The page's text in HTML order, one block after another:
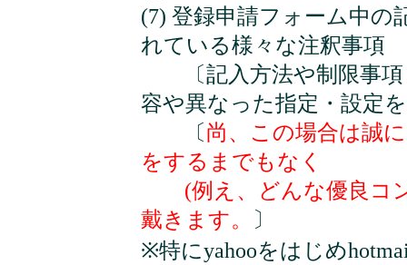
(7) 登録申請フォーム中の
れている様々な注釈事項
〔記入方法や制限事項
容や異なった指定・設定
〔尚、この場合は誠
をするまでもなく
(例え、どんな優良コン
戴きます。
〕
※特にyahooをはじめ